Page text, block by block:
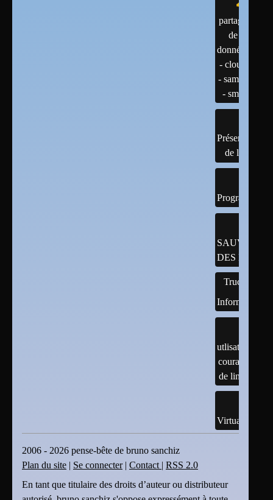
partage
de
données
- cloud
- samba
- smb
Présentation
de linux
DES
Trucs
Informatiques
utlisation
courante
de linux
Virtualisation
2006 - 2026 pense-bête de bruno sanchiz
Plan du site | Se connecter| Contact | RSS 2.0
En tant que titulaire des droits d’auteur ou distributeur